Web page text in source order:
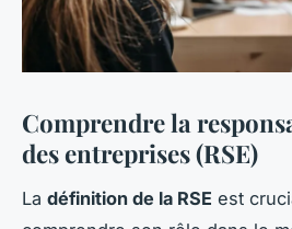
Comprendre la
des entreprises (RSE)
La définition de la RSE est